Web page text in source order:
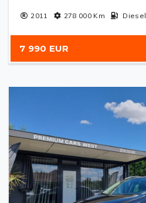
2011 278 000Km Diesel
7 990 EUR